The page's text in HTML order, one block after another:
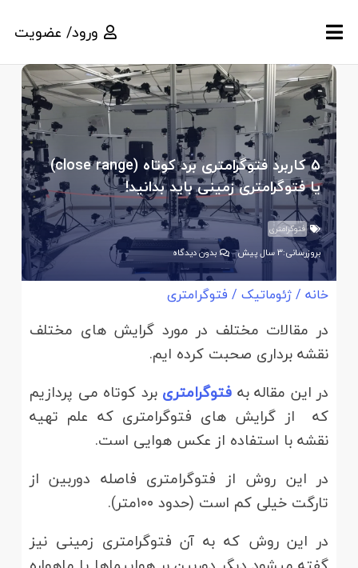
ورود/ عضویت
5 کاربرد فتوگرامتری برد کوتاه (close range)
یا فتوگرامتری زمینی باید بدانید!
فتوگرامتری
بروزرسانی:3 سال پیش بدون دیدگاه
خانه /ژئوماتیک / فتوگرامتری
در مقالات مختلف در مورد گرایش های مختلف
نقشه برداری صحبت کرده ایم.
در این مقاله به فتوگرامتری برد کوتاه می پردازیم
که از گرایش های فتوگرامتری که علم تهیه
نقشه با استفاده از عکس هوایی است.
در این روش از فتوگرامتری فاصله دوربین از
تارگت خیلی کم است (حدود ۱۰۰متر).
در این روش که به آن فتوگرامتری زمینی نیز